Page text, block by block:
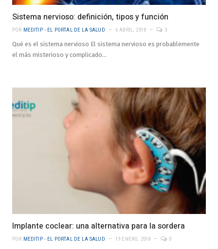
Sistema nervioso: definición, tipos y función
POR MEDITIP - EL PORTAL DE LA SALUD 6 ABRIL, 2018 3
Qué es el sistema nervioso El sistema nervioso es probablemente
el más misterioso y complicado…
Implante coclear: una alternativa para la sordera
POR MEDITIP - EL PORTAL DE LA SALUD 19 ENERO, 2018 0